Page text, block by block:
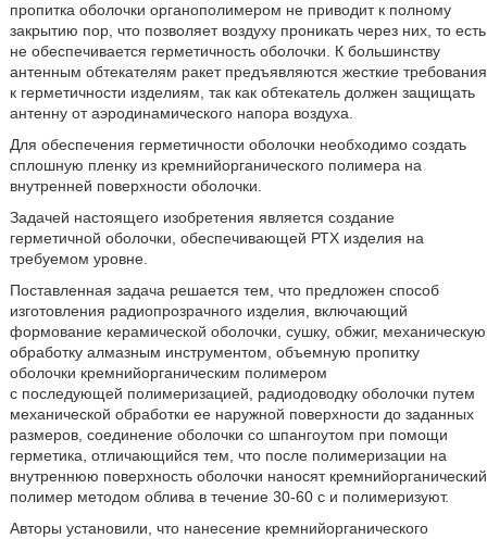
пропитка оболочки органополимером не приводит к полному
закрытию пор, что позволяет воздуху проникать через них, то есть
не обеспечивается герметичность оболочки. К большинству
антенным обтекателям ракет предъявляются жесткие требования
к герметичности изделиям, так как обтекатель должен защищать
антенну от аэродинамического напора воздуха.
Для обеспечения герметичности оболочки необходимо создать
сплошную пленку из кремнийорганического полимера на
внутренней поверхности оболочки.
Задачей настоящего изобретения является создание
герметичной оболочки, обеспечивающей РТХ изделия на
требуемом уровне.
Поставленная задача решается тем, что предложен способ
изготовления радиопрозрачного изделия, включающий
формование керамической оболочки, сушку, обжиг, механическую
обработку алмазным инструментом, объемную пропитку
оболочки кремнийорганическим полимером
с последующей полимеризацией, радиодоводку оболочки путем
механической обработки ее наружной поверхности до заданных
размеров, соединение оболочки со шпангоутом при помощи
герметика, отличающийся тем, что после полимеризации на
внутреннюю поверхность оболочки наносят кремнийорганический
полимер методом облива в течение 30-60 с и полимеризуют.
Авторы установили, что нанесение кремнийорганического